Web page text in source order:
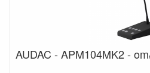
AUDAC - APM104MK2 -